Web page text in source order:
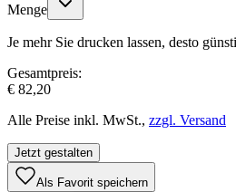
Menge
Je mehr Sie drucken lassen, desto
Gesamtpreis:
€ 82,20
Alle Preise inkl. MwSt., zzgl. Versand
Jetzt gestalten
Als Favorit speichern